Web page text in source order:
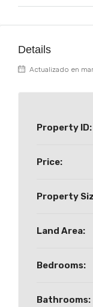
Details
Actualizado en
Property ID:
Price:
Property
Land Area:
Bedrooms:
Bathrooms: